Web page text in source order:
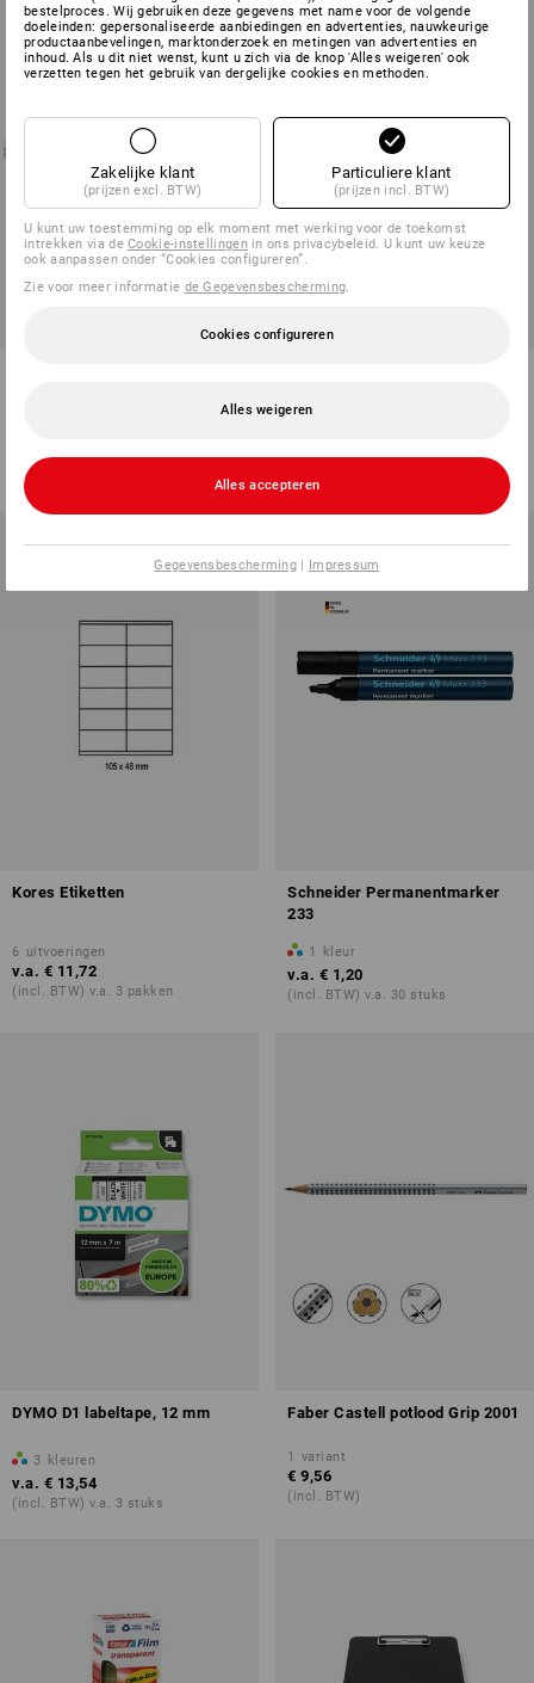
€ 2,77
(incl. BTW) v.a. 3 stuks
Kores Etiketten
6 uitvoeringen
v.a. € 11,72
(incl. BTW) v.a. 3 pakken
Schneider Permanentmarker
233
1 kleur
v.a. € 1,20
(incl. BTW) v.a. 30 stuks
DYMO D1 labeltape, 12 mm
3 kleuren
v.a. € 13,54
(incl. BTW) v.a. 3 stuks
Faber Castell potlood Grip 2001
1 variant
€ 9,56
(incl. BTW)
bestelproces. Wij gebruiken deze gegevens met name voor de volgende
doeleinden: gepersonaliseerde aanbiedingen en advertenties, nauwkeurige
productaanbevelingen, marktonderzoek en metingen van advertenties en
inhoud. Als u dit niet wenst, kunt u zich via de knop 'Alles weigeren' ook
verzetten tegen het gebruik van dergelijke cookies en methoden.
Zakelijke klant
(prijzen excl. BTW)
Particuliere klant
(prijzen incl. BTW)
U kunt uw toestemming op elk moment met werking voor de toekomst
intrekken via deCookie-instellingenin ons privacybeleid. U kunt uw keuze
ook aanpassen onder “Cookies configureren”.
Zie voor meer informatie de Gegevensbescherming
Cookies configureren
Alles weigeren
Alles accepteren
Gegevensbescherming | Impressum